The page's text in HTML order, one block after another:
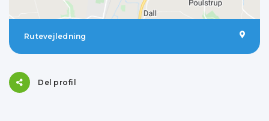
Rutevejledning
Del profil